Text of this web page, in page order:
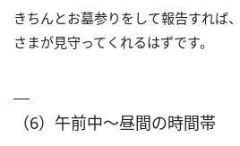
きちんとお墓参りをして報告すれば
さまが見守ってくれるはずです。
（6）午前中～昼間の時間帯